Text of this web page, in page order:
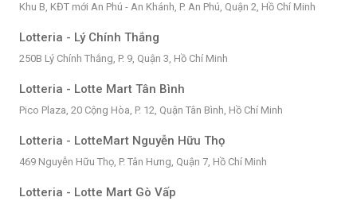
Khu B, KĐT mới An Phú - An Khánh, P. An Phú, Quận 2, Hồ Chí Minh
Lotteria - Lý Chính Thắng
250B Lý Chính Thắng, P. 9, Quận 3, Hồ Chí Minh
Lotteria - Lotte Mart Tân Bình
Pico Plaza, 20 Cộng Hòa, P. 12, Quận Tân Bình, Hồ Chí Minh
Lotteria - LotteMart Nguyễn Hữu Thọ
469 Nguyễn Hữu Thọ, P. Tân Hưng, Quận 7, Hồ Chí Minh
Lotteria - Lotte Mart Gò Vấp